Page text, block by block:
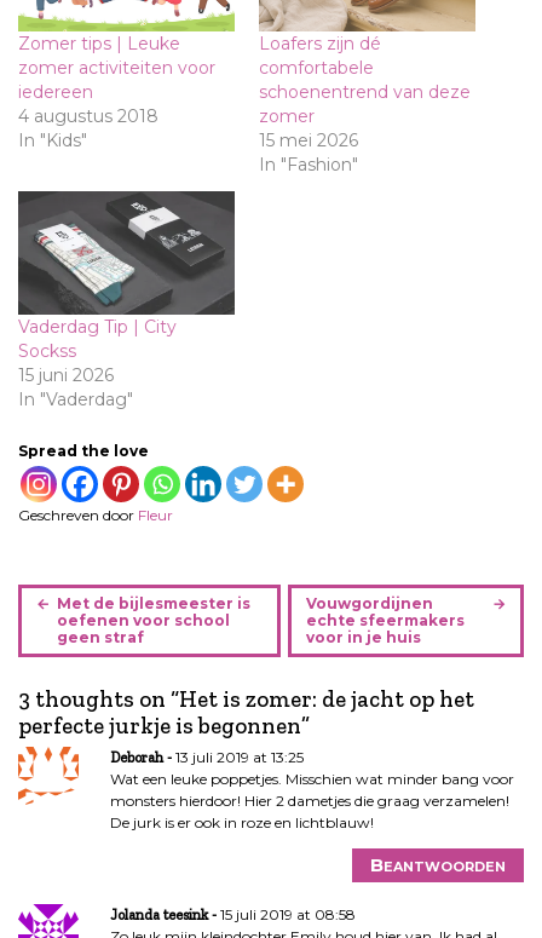
Zomer tips | Leuke
zomer activiteiten voor
iedereen
4 augustus 2018
In "Kids"
Loafers zijn dé
comfortabele
schoenentrend van deze
zomer
15 mei 2026
In "Fashion"
Vaderdag Tip | City
Sockss
15 juni 2026
In "Vaderdag"
Spread the love
Geschreven door Fleur
B
r
c
h
t
n
a
a
Met de bijlesmeester is
oefenen voor school
geen straf
Vouwgordijnen
echte sfeermakers
voor in je huis
3 thoughts on “Het is zomer: de jacht op het
perfecte jurkje is begonnen”
Deborah
13 juli 2019 at 13:25
Wat een leuke poppetjes. Misschien wat minder bang voor
monsters hierdoor! Hier 2 dametjes die graag verzamelen!
De jurk is er ook in roze en lichtblauw!
Beantwoorden
Jolanda teesink
15 juli 2019 at 08:58